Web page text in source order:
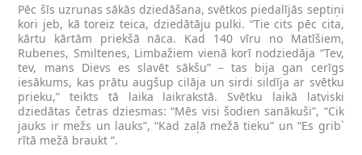
Pēc šīs uzrunas sākās dziedāšana, svētkos piedalījās septiņi
kori jeb, kā toreiz teica, dziedātāju pulki. “Tie cits pēc cita,
kārtu kārtām priekšā nāca. Kad 140 vīru no Matīšiem,
Rubenes, Smiltenes, Limbažiem vienā korī nodziedāja “Tev,
tev, mans Dievs es slavēt sākšu” – tas bija gan cerīgs
iesākums, kas prātu augšup cilāja un sirdi sildīja ar svētku
prieku,” teikts tā laika laikrakstā. Svētku laikā latviski
dziedātas četras dziesmas: “Mēs visi šodien sanākuši”, “Cik
jauks ir mežs un lauks”, “Kad zaļā mežā tieku” un “Es grib`
rītā mežā braukt “.